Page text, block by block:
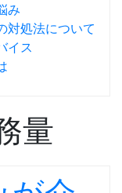
み
対処法について
イス
量